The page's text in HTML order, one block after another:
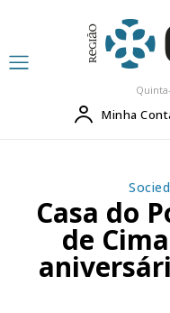
Minha
Casa do
de